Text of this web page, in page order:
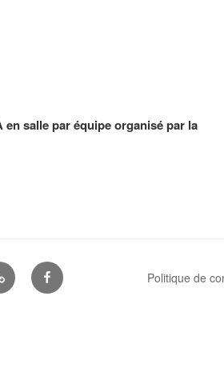
en salle par équipe organisé par la
FACEBOOK Politique de